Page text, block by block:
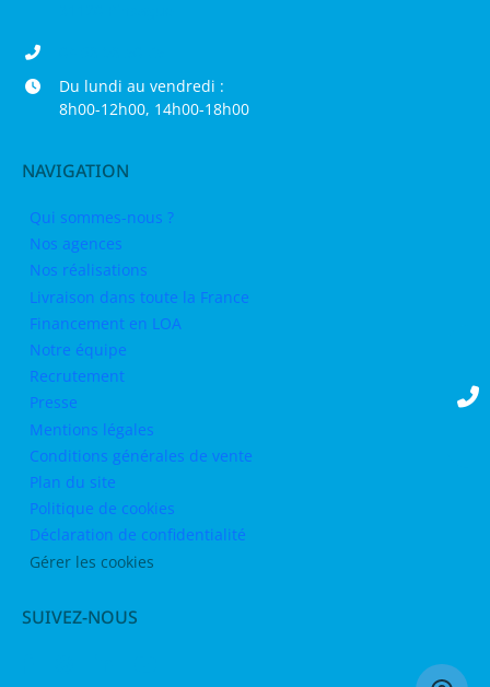
Du lundi au vendredi :
8h00-12h00, 14h00-18h00
NAVIGATION
Qui sommes-nous ?
Nos agences
Nos réalisations
Livraison dans toute la France
Financement en LOA
Notre équipe
Recrutement
Presse
Mentions légales
Conditions générales de vente
Plan du site
Politique de cookies
Déclaration de confidentialité
Gérer les cookies
SUIVEZ-NOUS